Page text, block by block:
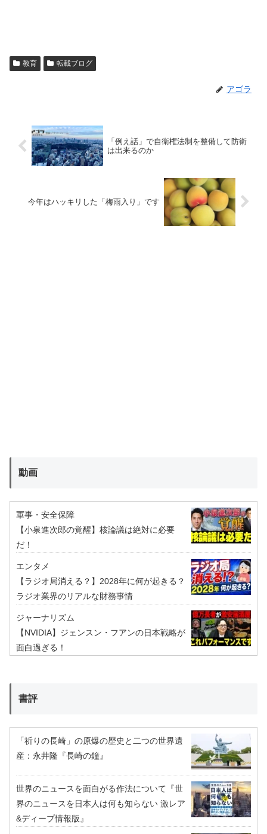
教育 転載ブログ
アゴラ
「例え話」で自衛権法制を整備して防衛
は出来るのか
今年はハッキリした「梅雨入り」です
動画
軍事・安全保障
【小泉進次郎の覚醒】核論議は絶対に必要
だ！
エンタメ
【ラジオ局消える？】2028年に何が起きる？
ラジオ業界のリアルな財務事情
ジャーナリズム
【NVIDIA】ジェンスン・フアンの日本戦略が
面白過ぎる！
書評
「祈りの長崎」の原爆の歴史と二つの世界遺
産：永井隆『長崎の鐘』
世界のニュースを面白がる作法について『世
界のニュースを日本人は何も知らない 激レア
&ディープ情報版』